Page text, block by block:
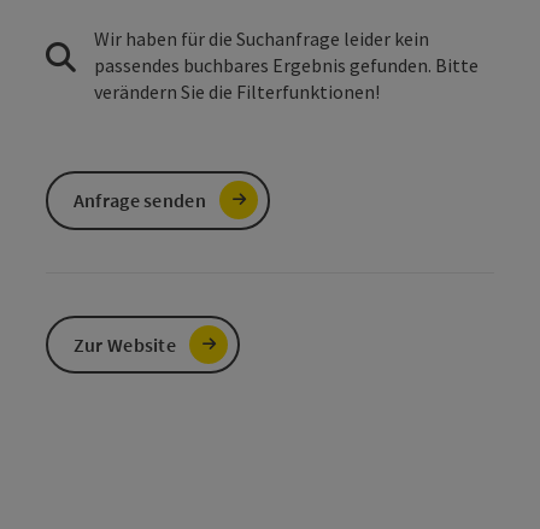
Wir haben für die Suchanfrage leider kein
passendes buchbares Ergebnis gefunden. Bitte
verändern Sie die Filterfunktionen!
Anfrage senden
Zur Website